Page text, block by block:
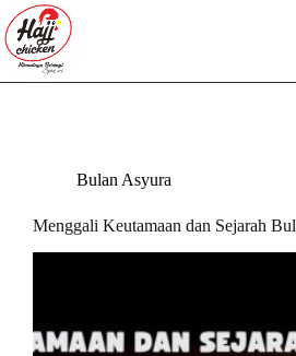
Skip
to
content
Bulan Asyura
Menggali Keutamaan dan Sejarah